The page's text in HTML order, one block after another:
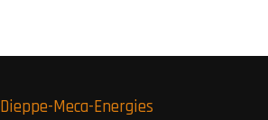
Dieppe-Meca-Energies